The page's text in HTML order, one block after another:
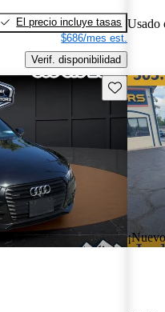
El precio incluye tasas
$686/mes est.
Verif. disponibilidad
Usado
Guarda